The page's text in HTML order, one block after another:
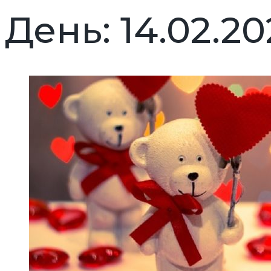
День: